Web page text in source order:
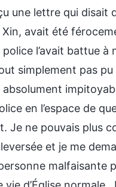
une lettre qui
avait été
l’avait battue à
simplement pas pu
en l’espace de
Je ne pouvais plus
et je me